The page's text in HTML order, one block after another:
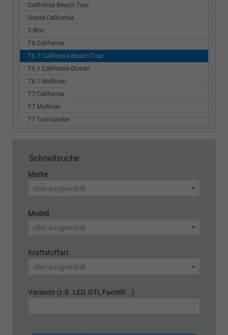
California Beach Tour
Grand California
T-Roc
T6 California
T6.1 California Beach Tour
T6.1 California Ocean
T6.1 Multivan
T7 California
T7 Multivan
T7 Transporter
Schnellsuche
Marke
alles ausgewählt
Modell
alles ausgewählt
Kraftstoffart
alles ausgewählt
Variante (z.B. LED, GTI, Facelift...)